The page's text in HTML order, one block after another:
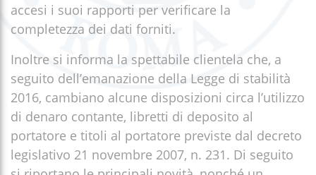
accesi i suoi rapporti per verificare la
completezza dei dati forniti.
Inoltre si informa la spettabile clientela che, a
seguito dell’emanazione della Legge di stabilità
2016, cambiano alcune disposizioni circa l’utilizzo
di denaro contante, libretti di deposito al
portatore e titoli al portatore previste dal decreto
legislativo 21 novembre 2007, n. 231. Di seguito